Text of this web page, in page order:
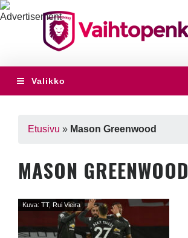
Valikko
Etusivu » Mason Greenwood
MASON GREENWOOD
Kuva: TT, Rui Vieira